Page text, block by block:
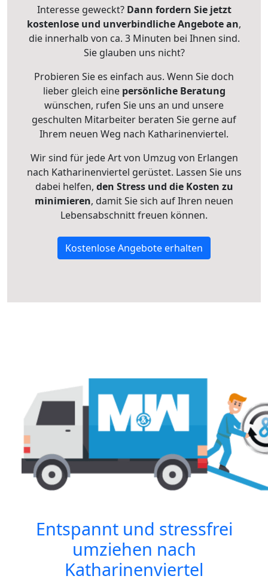
Interesse geweckt? Dann fordern Sie jetzt
kostenlose und unverbindliche Angebote an,
die innerhalb von ca. 3 Minuten bei Ihnen sind.
Sie glauben uns nicht?
Probieren Sie es einfach aus. Wenn Sie doch
lieber gleich eine persönliche Beratung
wünschen, rufen Sie uns an und unsere
geschulten Mitarbeiter beraten Sie gerne auf
Ihrem neuen Weg nach Katharinenviertel.
Wir sind für jede Art von Umzug von Erlangen
nach Katharinenviertel gerüstet. Lassen Sie uns
dabei helfen, den Stress und die Kosten zu
minimieren, damit Sie sich auf Ihren neuen
Lebensabschnitt freuen können.
Kostenlose Angebote erhalten
Entspannt und stressfrei
umziehen nach
Katharinenviertel